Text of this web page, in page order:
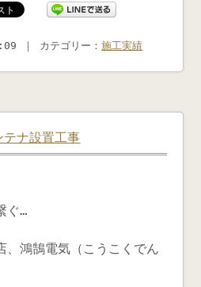
｜ カテゴリー：施工実績
テナ設置工事
ぐ…
、鴻鵠電気（こうこくでん